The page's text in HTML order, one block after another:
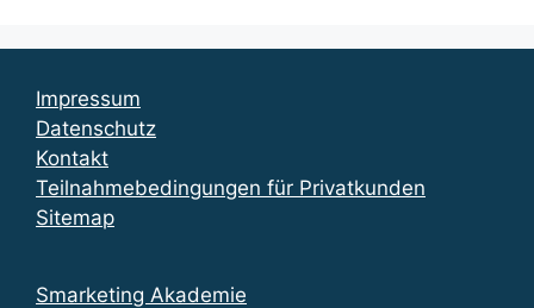
Impressum
Datenschutz
Kontakt
Teilnahmebedingungen für Privatkunden
Sitemap
Smarketing Akademie